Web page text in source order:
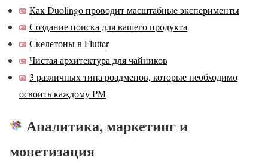
Как Duolingo проводит масштабные эксперименты
Создание поиска для вашего продукта
Скелетоны в Flutter
Чистая архитектура для чайников
3 различных типа роадмепов, которые необходимо
освоить каждому PM
Аналитика, маркетинг и
монетизация